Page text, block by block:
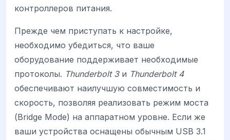
контроллеров питания.
Прежде чем приступать к настройке,
необходимо убедиться, что ваше
оборудование поддерживает необходимые
протоколы. Thunderbolt 3и Thunderbolt 4
обеспечивают наилучшую совместимость и
скорость, позволяя реализовать режим моста
(Bridge Mode) на аппаратном уровне. Если же
ваши устройства оснащены обычным USB 3.1